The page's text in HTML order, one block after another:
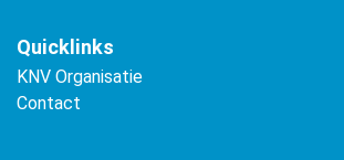
Quicklinks
KNV Organisatie
Contact